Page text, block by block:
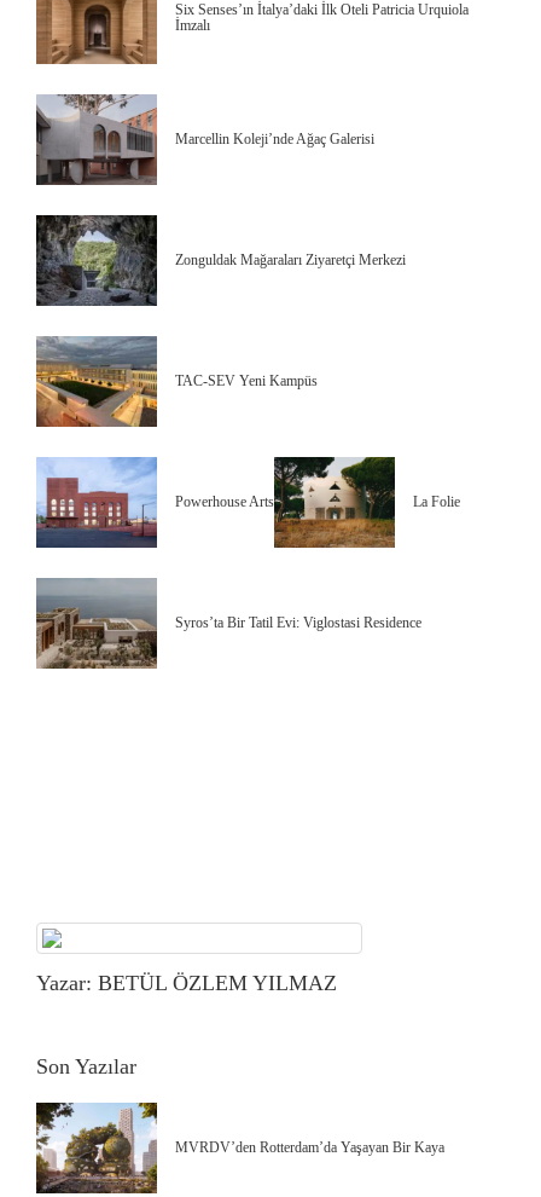
Six Senses’ın İtalya’daki İlk Oteli Patricia Urquiola
İmzalı
Marcellin Koleji’nde Ağaç Galerisi
Zonguldak Mağaraları Ziyaretçi Merkezi
TAC-SEV Yeni Kampüs
Powerhouse Arts La Folie
Syros’ta Bir Tatil Evi: Viglostasi Residence
Yazar: BETÜL ÖZLEM YILMAZ
Son Yazılar
MVRDV’den Rotterdam’da Yaşayan Bir Kaya